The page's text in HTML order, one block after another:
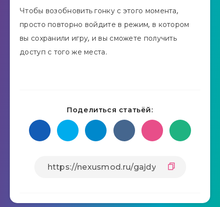
Чтобы возобновить гонку с этого момента,
просто повторно войдите в режим, в котором
вы сохранили игру, и вы сможете получить
доступ с того же места.
Поделиться статьёй: